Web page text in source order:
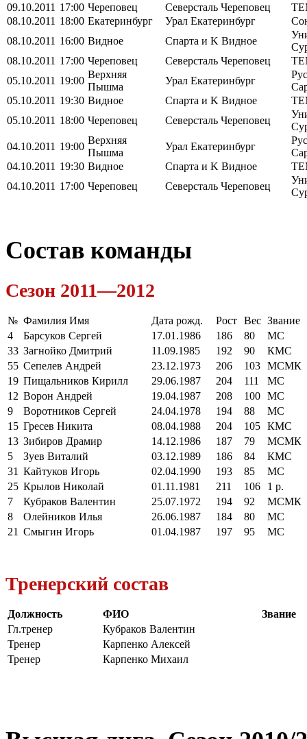
09.10.2011 17:00 Череповец Северсталь Череповец
08.10.2011 18:00 Екатеринбург Урал Екатеринбург
08.10.2011 16:00 Видное Спарта и K Видное
08.10.2011 17:00 Череповец Северсталь Череповец
05.10.2011 19:00
Верхняя
Пышма
Урал Екатеринбург
05.10.2011 19:30 Видное Спарта и K Видное
05.10.2011 18:00 Череповец Северсталь Череповец
04.10.2011 19:00
Верхняя
Пышма
Урал Екатеринбург
04.10.2011 19:30 Видное Спарта и K Видное
04.10.2011 17:00 Череповец Северсталь Череповец
Состав команды
Сезон 2011—2012
№ Фамилия Имя Дата рожд. Рост Вес Звание
4
Барсуков Сергей 17.01.1986 186 80
МС
33 Загнойко Дмитрий 11.09.1985 192 90
КМС
55 Сепелев Андрей 23.12.1973 206 103 МСМК
19 Пищальников Кирилл 29.06.1987 204 111
МС
12 Ворон Андрей 19.04.1987 208 100 МС
9
Воротников Сергей 24.04.1978 194 88
МС
15 Гресев Никита 08.04.1988 204 105 КМС
13 Зибиров Драмир 14.12.1986 187 79
МСМК
5
Зуев Виталий 03.12.1989 186 84
КМС
31 Кайтуков Игорь 02.04.1990 193 85
МС
25 Крылов Николай 01.11.1981 211 106
1 р.
7
Кубраков Валентин 25.07.1972 194 92
МСМК
8
Олейников Илья 26.06.1987 184 80
МС
21 Смыгин Игорь 01.04.1987 197 95 МС
Тренерский состав
Должность ФИО
Звание
Гл.тренер
Кубраков Валентин
Тренер
Карпенко Алексей
Тренер
Карпенко Михаил